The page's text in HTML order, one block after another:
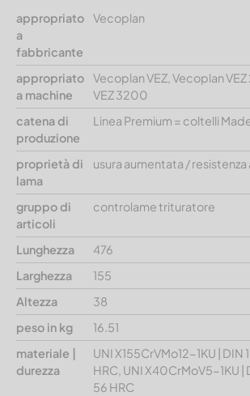
appropriato
a
fabbricante
Vecoplan
appropriato
a machine
Vecoplan VEZ, Vecoplan
VEZ 3200
catena di
produzione
Linea Premium = coltelli
proprietà di
lama
usura aumentata /
gruppo di
articoli
controlame trituratore
Lunghezza
476
Larghezza
155
Altezza
38
peso in kg
16.51
materiale |
durezza
UNI X155CrVMo12-1KU |
HRC, UNI X40CrMoV5-1KU |
56 HRC